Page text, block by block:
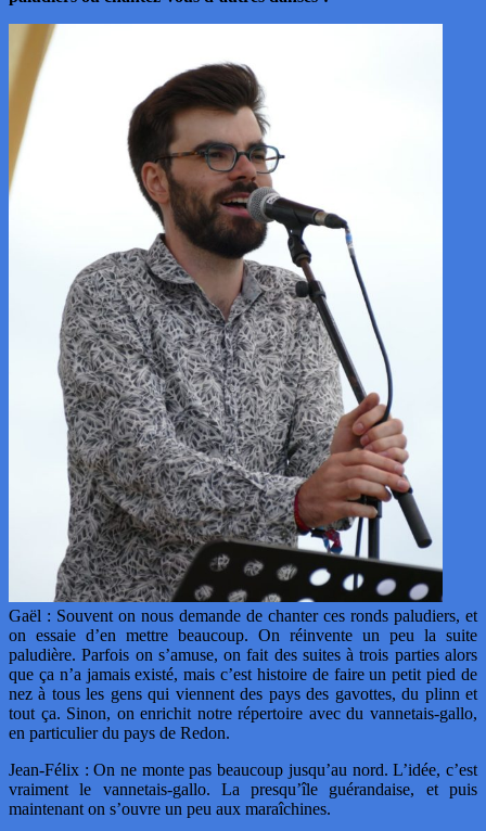
Gaël : Souvent on nous demande de chanter ces ronds paludiers, et
on essaie d’en mettre beaucoup. On réinvente un peu la suite
paludière. Parfois on s’amuse, on fait des suites à trois parties alors
que ça n’a jamais existé, mais c’est histoire de faire un petit pied de
nez à tous les gens qui viennent des pays des gavottes, du plinn et
tout ça. Sinon, on enrichit notre répertoire avec du vannetais-gallo,
en particulier du pays de Redon.
Jean-Félix : On ne monte pas beaucoup jusqu’au nord. L’idée, c’est
vraiment le vannetais-gallo. La presqu’île guérandaise, et puis
maintenant on s’ouvre un peu aux maraîchines.